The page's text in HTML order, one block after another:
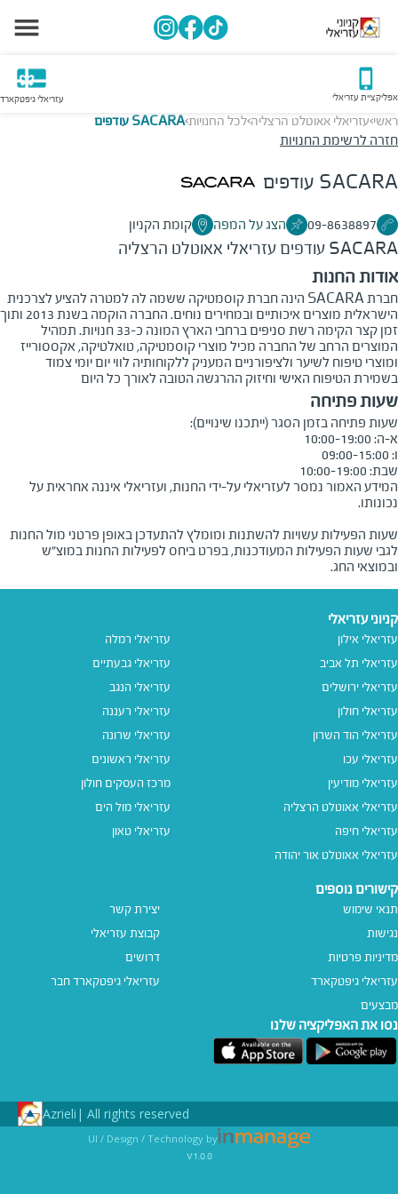
אפליקציית עזריאלי עזריאלי גיפטקארד
ראשי>עזריאלי אאוטלט הרצליה>לכל החנויות>SACARA עודפים
חזרה לרשימת החנויות
SACARA עודפים
09-8638897 הצג על המפה קומת הקניון
SACARA עודפים עזריאלי אאוטלט הרצליה
אודות החנות
חברת SACARA הינה חברת קוסמטיקה ששמה לה למטרה להציע לצרכנית
הישראלית מוצרים איכותיים ובמחירים נוחים. החברה הוקמה בשנת 2013 ותוך
זמן קצר הקימה רשת סניפים ברחבי הארץ המונה כ-33 חנויות. תמהיל
המוצרים הרחב של החברה מכיל מוצרי קוסמטיקה, טואלטיקה, אקססורייז
ומוצרי טיפוח לשיער ולציפורניים המעניק ללקוחותיה לווי יום יומי צמוד
בשמירת הטיפוח האישי וחיזוק ההרגשה הטובה לאורך כל היום
שעות פתיחה
שבת: 10:00-19:00
המידע האמור נמסר לעזריאלי על-ידי החנות, ועזריאלי איננה אחראית על
שעות הפעילות עשויות להשתנות ומומלץ להתעדכן באופן פרטני מול החנות
לגבי שעות הפעילות המעודכנות, בפרט ביחס לפעילות החנות במוצ"ש
ובמוצאי החג.
קניוני עזריאלי
עזריאלי אילון
עזריאלי תל אביב
עזריאלי ירושלים
עזריאלי חולון
עזריאלי הוד השרון
עזריאלי עכו
עזריאלי מודיעין
עזריאלי אאוטלט הרצליה
עזריאלי חיפה
עזריאלי אאוטלט אור יהודה
עזריאלי רמלה
עזריאלי גבעתיים
עזריאלי הנגב
עזריאלי רעננה
עזריאלי שרונה
עזריאלי ראשונים
מרכז העסקים חולון
עזריאלי מול הים
עזריאלי טאון
קישורים נוספים
תנאי שימוש
נגישות
מדיניות פרטיות
עזריאלי גיפטקארד
מבצעים
יצירת קשר
קבוצת עזריאלי
דרושים
עזריאלי גיפטקארד חבר‎
נסו את האפליקציה שלנו
All rights reserved |
Azrieli
UI / Design / Technology by
v1.0.0